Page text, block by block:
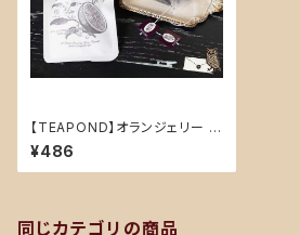
【TEAPOND】オランジェリー デ
ザイン袋入り ティーバッグ2個入
り
¥486
同じカテゴリの商品